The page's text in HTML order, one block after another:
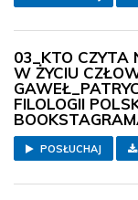
03_KTO CZYTA
W ŻYCIU
FILOLOGII
POSŁUCHAJ